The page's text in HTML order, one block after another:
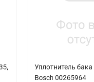
Уплотнитель
Bosch 00265964